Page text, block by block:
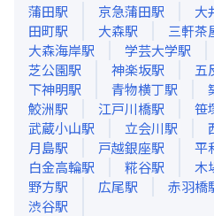
蒲田駅 京急蒲田駅 大
田町駅 大森駅 三軒茶
大森海岸駅 学芸大学駅
芝公園駅 神楽坂駅 五
下神明駅 青物横丁駅
鮫洲駅 江戸川橋駅 笹
武蔵小山駅 立会川駅
月島駅 戸越銀座駅 平
白金高輪駅 糀谷駅 木
野方駅 広尾駅 赤羽橋
渋谷駅